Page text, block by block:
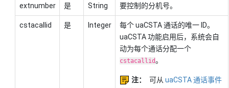
extnumber 是 String 要控制的分机号。
cstacallid 是 Integer
每个 uaCSTA 通话的唯一 ID。
uaCSTA 功能启用后，系统会自
动为每个通话分配一个
cstacallid。
注： 可从 uaCSTA 通话事件